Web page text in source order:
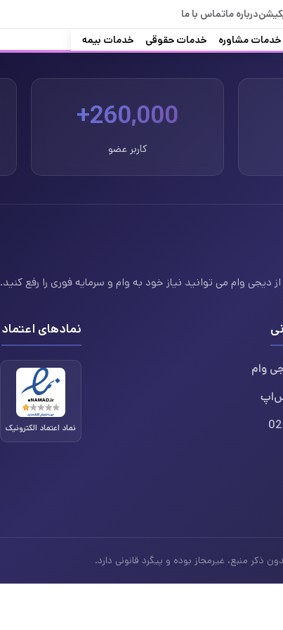
درباره ماتماس با ما
خدمات مشاوره خدمات حقوقی خدمات بیمه
260,000+
کاربر عضو
وام می توانید نیاز خود به وام و سرمایه فوری را رفع کنید.
وام
نمادهای اعتماد
نماد اعتماد الکترونیک